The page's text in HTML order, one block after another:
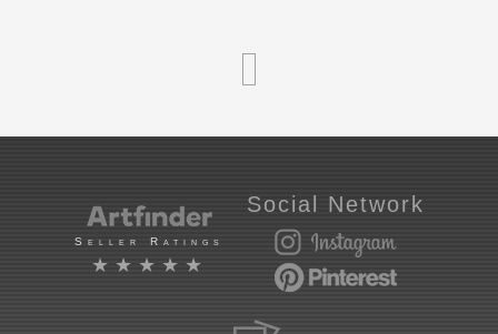
Seller Ratings
★★★★★
Social Network